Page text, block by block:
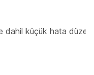
dahil küçük hata